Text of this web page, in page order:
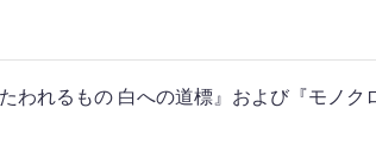
われるもの 白への道標』および『モノ